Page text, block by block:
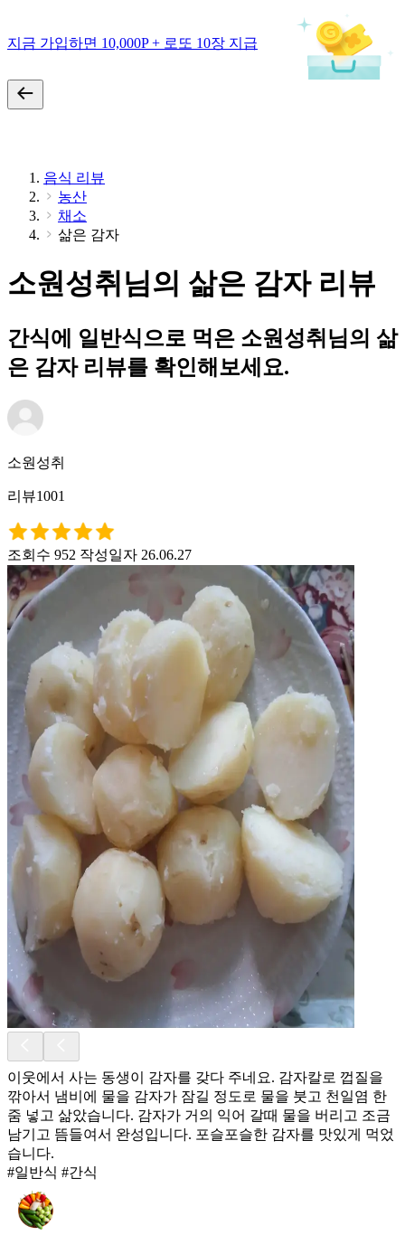
지금 가입하면 10,000P + 로또 10장 지급
음식 리뷰
농산
채소
삶은 감자
소원성취님의 삶은 감자 리뷰
간식에 일반식으로 먹은 소원성취님의 삶
은 감자 리뷰를 확인해보세요.
소원성취
리뷰1001
조회수 952 작성일자 26.06.27
이웃에서 사는 동생이 감자를 갖다 주네요. 감자칼로 껍질을
깎아서 냄비에 물을 감자가 잠길 정도로 물을 붓고 천일염 한
줌 넣고 삶았습니다. 감자가 거의 익어 갈때 물을 버리고 조금
남기고 뜸들여서 완성입니다. 포슬포슬한 감자를 맛있게 먹었
습니다.
#일반식 #간식